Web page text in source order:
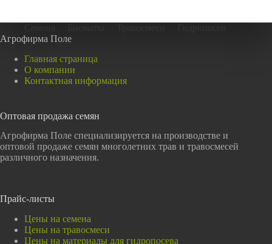
Агрофирма Поле
Главная страница
О компании
Контактная информация
Оптовая продажа семян
Агрофирма Поле специализируется на производстве и
оптовой продаже семян многолетних трав и травосмесей
различного назначения.
Прайс-листы
Цены на семена
Цены на травосмеси
Цены на материалы для гидропосева